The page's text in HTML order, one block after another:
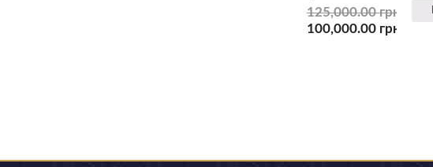
125,000.00грн
100,000.00 грн